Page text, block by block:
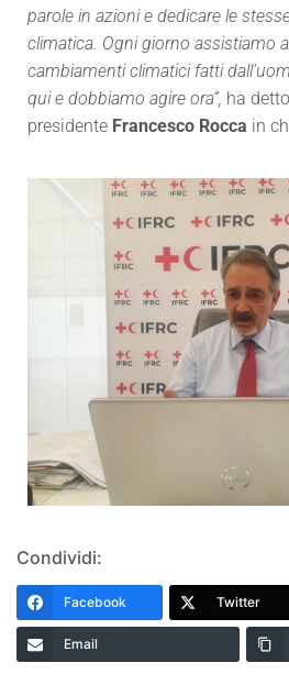
parole in azioni e dedicare le
climatica. Ogni giorno assistiamo
cambiamenti climatici fatti
qui e dobbiamo agire ora”, ha
presidente Francesco Rocca in
Condividi:
Facebook Twitter
Email